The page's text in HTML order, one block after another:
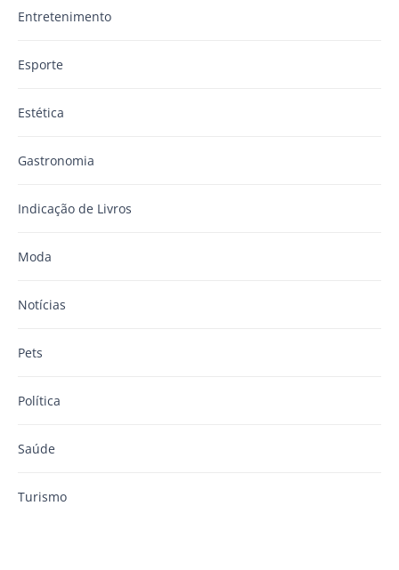
Entretenimento
Esporte
Estética
Gastronomia
Indicação de Livros
Moda
Notícias
Pets
Política
Saúde
Turismo